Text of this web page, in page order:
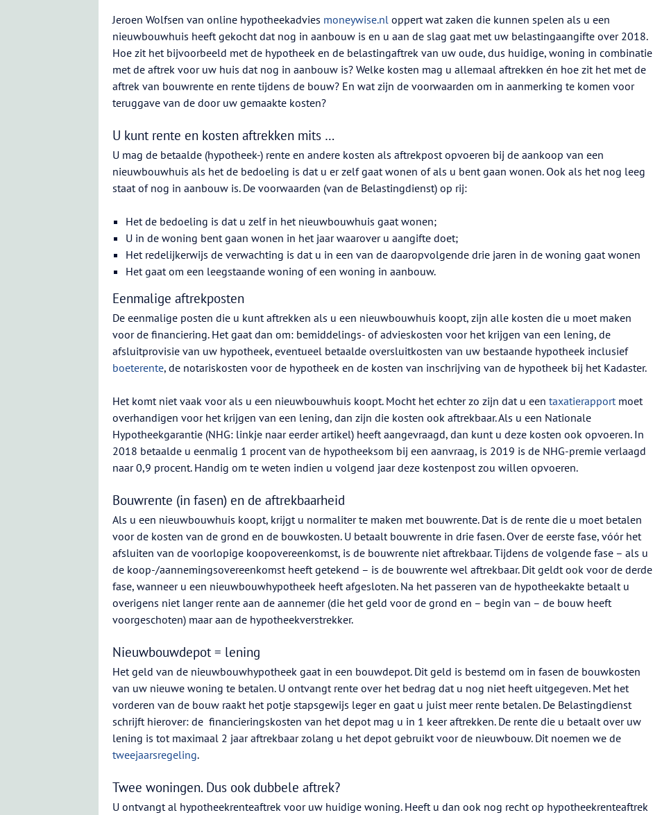
Jeroen Wolfsen van online hypotheekadvies moneywise.nl oppert wat zaken die kunnen spelen als u een
nieuwbouwhuis heeft gekocht dat nog in aanbouw is en u aan de slag gaat met uw belastingaangifte over 2018.
Hoe zit het bijvoorbeeld met de hypotheek en de belastingaftrek van uw oude, dus huidige, woning in combinatie
met de aftrek voor uw huis dat nog in aanbouw is? Welke kosten mag u allemaal aftrekken én hoe zit het met de
aftrek van bouwrente en rente tijdens de bouw? En wat zijn de voorwaarden om in aanmerking te komen voor
teruggave van de door uw gemaakte kosten?
U kunt rente en kosten aftrekken mits …
U mag de betaalde (hypotheek-) rente en andere kosten als aftrekpost opvoeren bij de aankoop van een
nieuwbouwhuis als het de bedoeling is dat u er zelf gaat wonen of als u bent gaan wonen. Ook als het nog leeg
staat of nog in aanbouw is. De voorwaarden (van de Belastingdienst) op rij:
Het de bedoeling is dat u zelf in het nieuwbouwhuis gaat wonen;
U in de woning bent gaan wonen in het jaar waarover u aangifte doet;
Het redelijkerwijs de verwachting is dat u in een van de daaropvolgende drie jaren in de woning gaat wonen
Het gaat om een leegstaande woning of een woning in aanbouw.
Eenmalige aftrekposten
De eenmalige posten die u kunt aftrekken als u een nieuwbouwhuis koopt, zijn alle kosten die u moet maken
voor de financiering. Het gaat dan om: bemiddelings- of advieskosten voor het krijgen van een lening, de
afsluitprovisie van uw hypotheek, eventueel betaalde oversluitkosten van uw bestaande hypotheek inclusief
boeterente, de notariskosten voor de hypotheek en de kosten van inschrijving van de hypotheek bij het Kadaster.
Het komt niet vaak voor als u een nieuwbouwhuis koopt. Mocht het echter zo zijn dat u een taxatierapportmoet
overhandigen voor het krijgen van een lening, dan zijn die kosten ook aftrekbaar. Als u een Nationale
Hypotheekgarantie (NHG: linkje naar eerder artikel) heeft aangevraagd, dan kunt u deze kosten ook opvoeren. In
2018 betaalde u eenmalig 1 procent van de hypotheeksom bij een aanvraag, is 2019 is de NHG-premie verlaagd
naar 0,9 procent. Handig om te weten indien u volgend jaar deze kostenpost zou willen opvoeren.
Bouwrente (in fasen) en de aftrekbaarheid
Als u een nieuwbouwhuis koopt, krijgt u normaliter te maken met bouwrente. Dat is de rente die u moet betalen
voor de kosten van de grond en de bouwkosten. U betaalt bouwrente in drie fasen. Over de eerste fase, vóór het
afsluiten van de voorlopige koopovereenkomst, is de bouwrente niet aftrekbaar. Tijdens de volgende fase – als u
de koop-/aannemingsovereenkomst heeft getekend – is de bouwrente wel aftrekbaar. Dit geldt ook voor de derde
fase, wanneer u een nieuwbouwhypotheek heeft afgesloten. Na het passeren van de hypotheekakte betaalt u
overigens niet langer rente aan de aannemer (die het geld voor de grond en – begin van – de bouw heeft
voorgeschoten) maar aan de hypotheekverstrekker.
Nieuwbouwdepot = lening
Het geld van de nieuwbouwhypotheek gaat in een bouwdepot. Dit geld is bestemd om in fasen de bouwkosten
van uw nieuwe woning te betalen. U ontvangt rente over het bedrag dat u nog niet heeft uitgegeven. Met het
vorderen van de bouw raakt het potje stapsgewijs leger en gaat u juist meer rente betalen. De Belastingdienst
schrijft hierover: de financieringskosten van het depot mag u in 1 keer aftrekken. De rente die u betaalt over uw
lening is tot maximaal 2 jaar aftrekbaar zolang u het depot gebruikt voor de nieuwbouw. Dit noemen we de
tweejaarsregeling.
Twee woningen. Dus ook dubbele aftrek?
U ontvangt al hypotheekrenteaftrek voor uw huidige woning. Heeft u dan ook nog recht op hypotheekrenteaftrek